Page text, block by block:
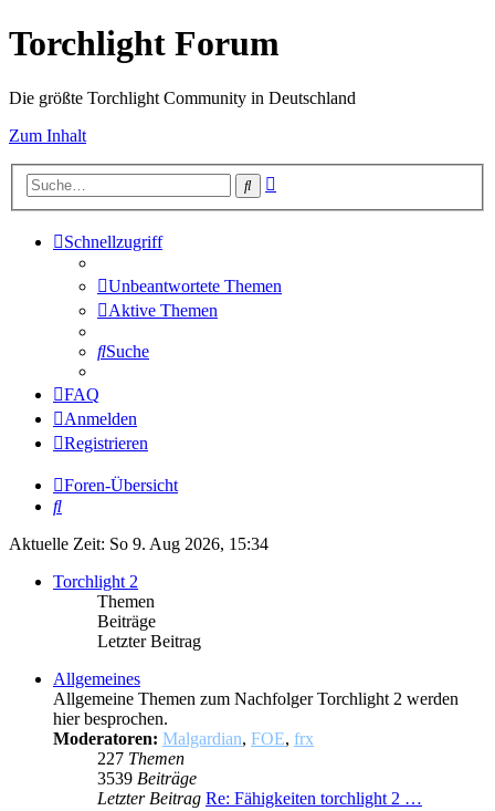
Torchlight Forum
Die größte Torchlight Community in Deutschland
Zum Inhalt
Suche
Schnellzugriff
Unbeantwortete Themen
Aktive Themen
Suche
FAQ
Anmelden
Registrieren
Foren-Übersicht
Suche
Aktuelle Zeit: So 9. Aug 2026, 15:34
Torchlight 2
Themen
Beiträge
Letzter Beitrag
Allgemeines
Allgemeine Themen zum Nachfolger Torchlight 2 werden
hier besprochen.
Moderatoren: Malgardian, FOE, frx
227 Themen
3539 Beiträge
Letzter Beitrag Re: Fähigkeiten torchlight 2 …